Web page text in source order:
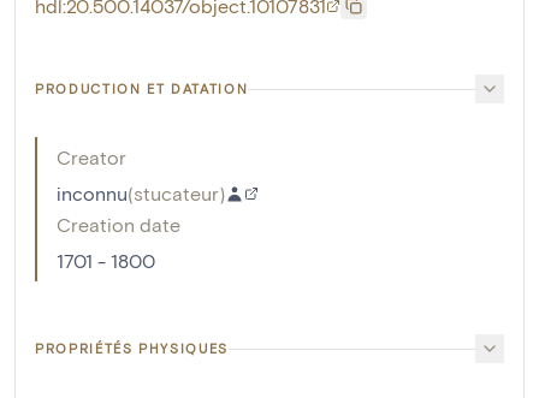
hdl:20.500.14037/object.10107831
PRODUCTION ET DATATION
Creator
inconnu(stucateur)
Creation date
1701 - 1800
PROPRIÉTÉS PHYSIQUES